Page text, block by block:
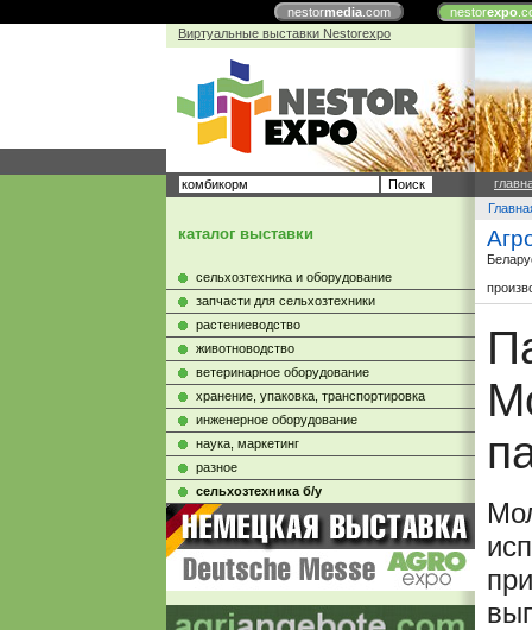
nestormedia.com nestorexpo
Виртуальные выставки Nestorexpo
каталог выставки
сельхозтехника и оборудование
запчасти для сельхозтехники
растениеводство
животноводство
ветеринарное оборудование
хранение, упаковка, транспортировка
инженерное оборудование
наука, маркетинг
разное
сельхозтехника б/у